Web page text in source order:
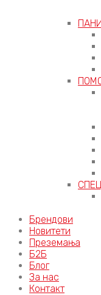
Брендови
Новитети
Преземања
Б2Б
Блог
За нас
Контакт